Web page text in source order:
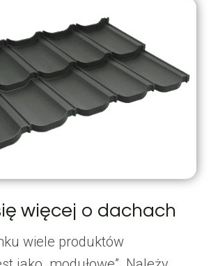
więcej o dachach
wiele produktów